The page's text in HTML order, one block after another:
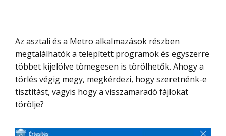
Az asztali és a Metro alkalmazások részben
megtalálhatók a telepített programok és egyszerre
többet kijelölve tömegesen is törölhetők. Ahogy a
törlés végig megy, megkérdezi, hogy szeretnénk-e
tisztítást, vagyis hogy a visszamaradó fájlokat
törölje?